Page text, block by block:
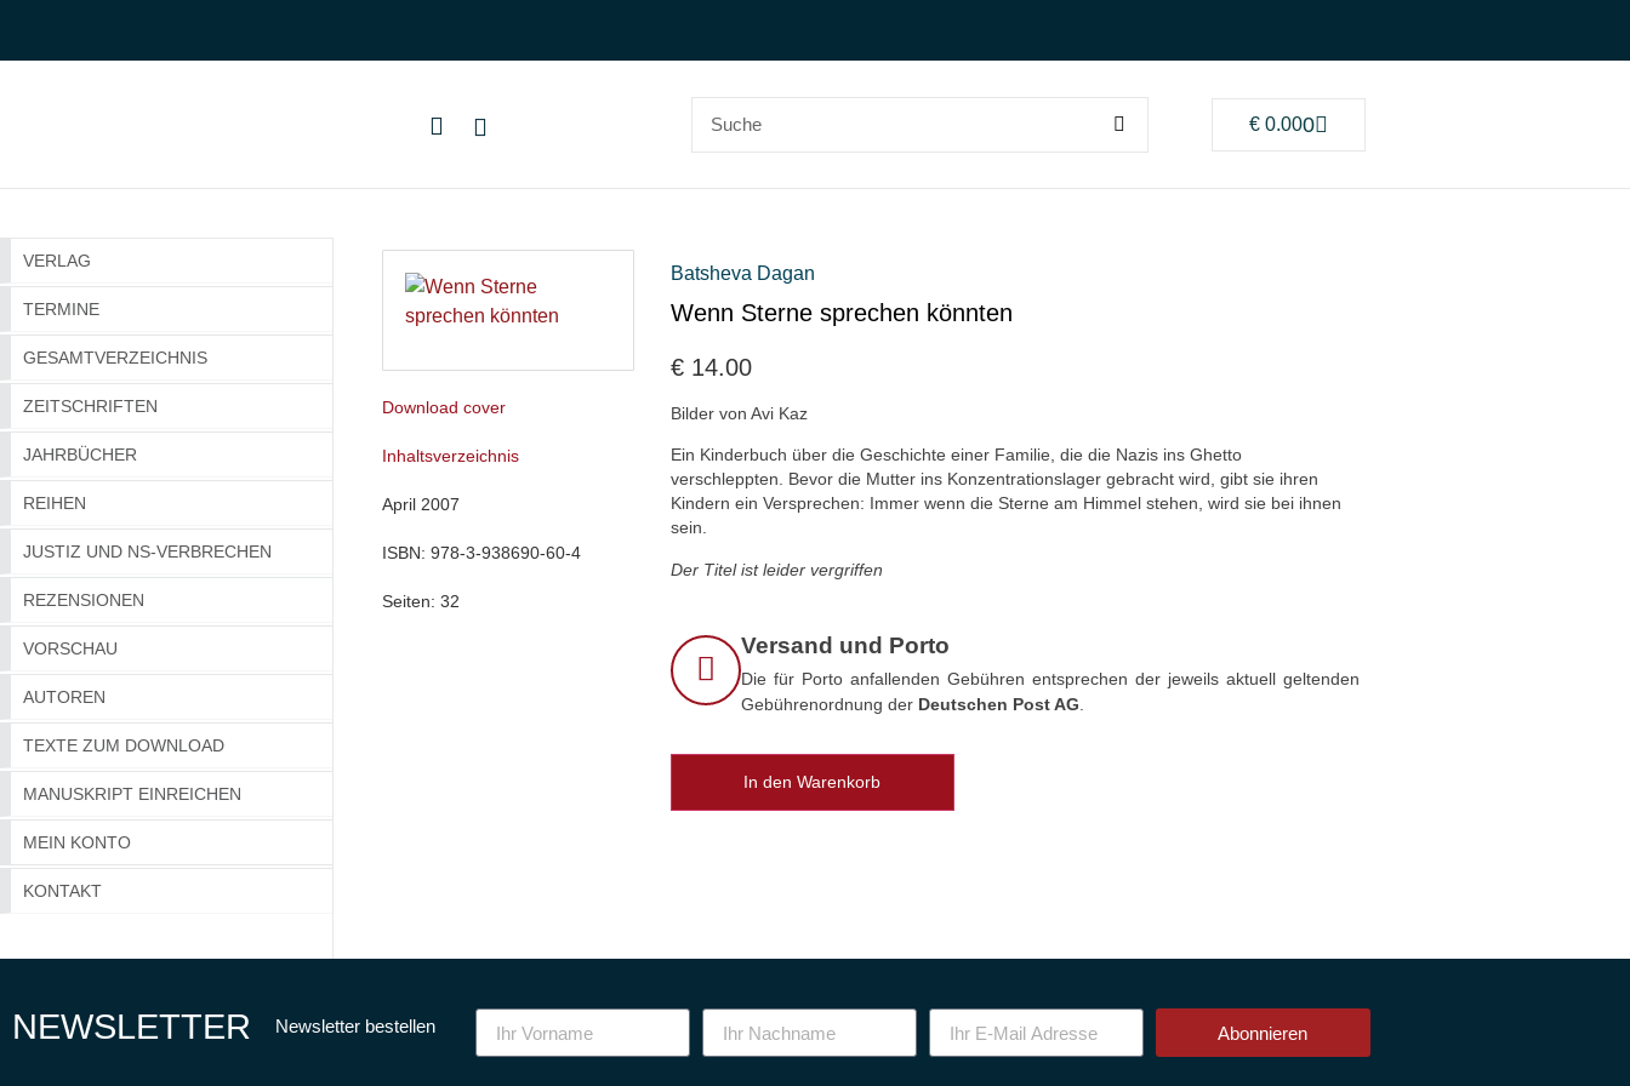
€0.000
VERLAG
TERMINE
GESAMTVERZEICHNIS
ZEITSCHRIFTEN
JAHRBÜCHER
REIHEN
JUSTIZ UND NS-VERBRECHEN
REZENSIONEN
VORSCHAU
AUTOREN
TEXTE ZUM DOWNLOAD
MANUSKRIPT EINREICHEN
MEIN KONTO
KONTAKT
Download cover
Inhaltsverzeichnis
April 2007
ISBN: 978-3-938690-60-4
Seiten: 32
Batsheva Dagan
Wenn Sterne sprechen könnten
€ 14.00
Bilder von Avi Kaz
Ein Kinderbuch über die Geschichte einer Familie, die die Nazis ins Ghetto
verschleppten. Bevor die Mutter ins Konzentrationslager gebracht wird, gibt sie ihren
Kindern ein Versprechen: Immer wenn die Sterne am Himmel stehen, wird sie bei ihnen
sein.
Der Titel ist leider vergriffen
Versand und Porto
Die für Porto anfallenden Gebühren entsprechen der jeweils aktuell geltenden
Gebührenordnung der Deutschen Post AG
In den Warenkorb
NEWSLETTER Newsletter bestellen Abonnieren